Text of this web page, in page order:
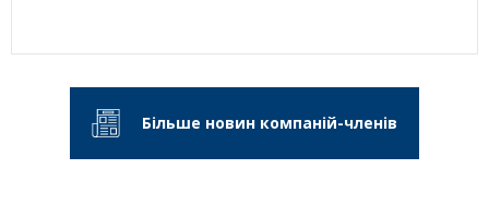
Більше новин компаній-членів